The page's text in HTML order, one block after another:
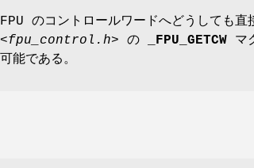
FPU のコントロールワードへどうしても直
<fpu_control.h> の _FPU_GETCW マ
可能である。